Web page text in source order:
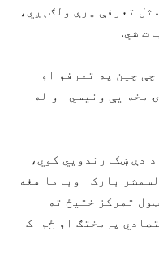
تعرفې پرې ولګېږي،
چين په تعرفو او
مخه یې ونيسي او له
دې ښکارندويي کوي،
بارک اوباما هغه
تمرکز ختیځ ته
پرمختګ او ځواک